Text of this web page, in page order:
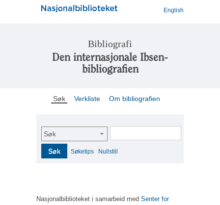
English
Bibliografi
Den internasjonale Ibsen-
bibliografien
Søk Verkliste Om bibliografien
Søk
Søk Søketips Nullstill
Nasjonalbiblioteket i samarbeid med Senter for